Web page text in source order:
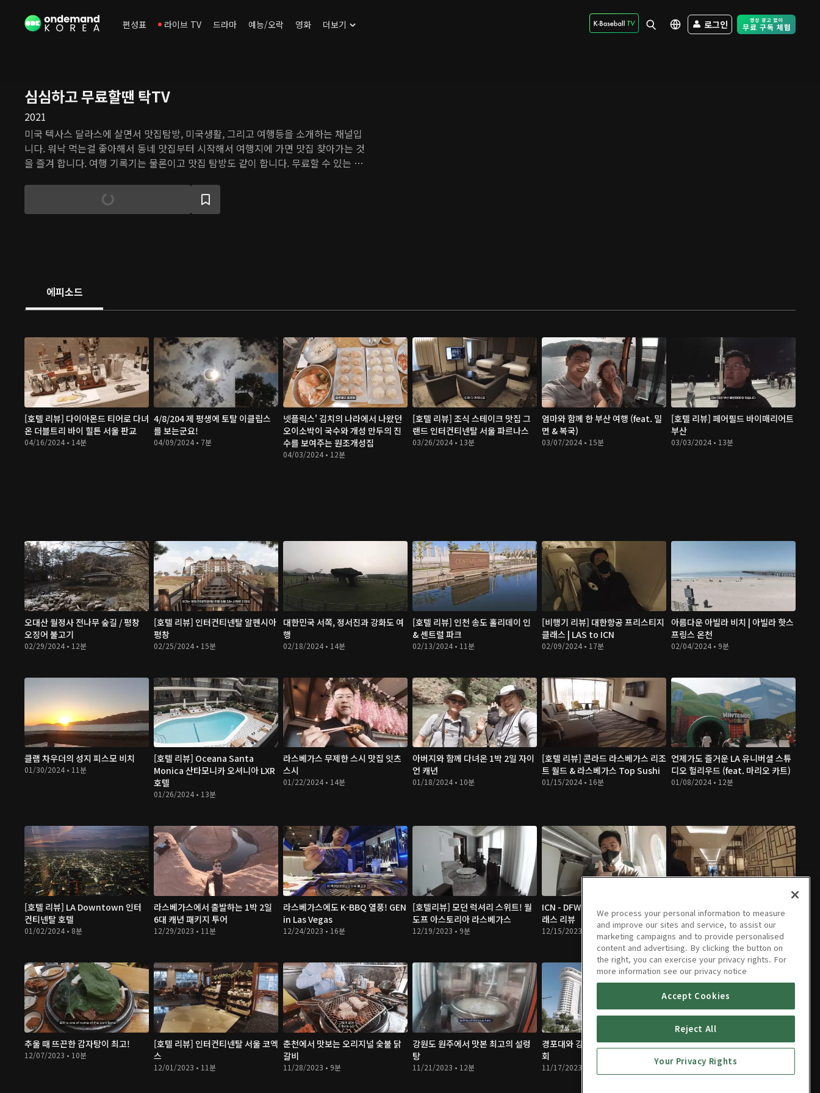
편성표 라이브 TV 드라마 예능/오락 영화 더보기 로그인 Free Trial -
심심하고 무료할땐 탁TV
2021
미국 텍사스 달라스에 살면서 맛집탐방, 미국생활, 그리고 여행등을 소개하는 채널입
니다. 워낙 먹는걸 좋아해서 동네 맛집부터 시작해서 여행지에 가면 맛집 찾아가는 것
을 즐겨 합니다. 여행 기록기는 물론이고 맛집 탐방도 같이 합니다. 무료할 수 있는 이
에피소드
[호텔 리뷰] 다이아몬드 티어로 다녀
온 더블트리 바이 힐튼 서울 판교
04/16/2024 • 14분
4/8/204 제 평생에 토탈 이클립스
를 보는군요!
04/09/2024 • 7분
넷플릭스' 김치의 나라에서 나왔던
오이소박이 국수와 개성 만두의 진
수를 보여주는 원조개성집
04/03/2024 • 12분
[호텔 리뷰] 조식 스테이크 맛집 그
랜드 인터컨티넨탈 서울 파르나스
03/26/2024 • 13분
엄마와 함께 한 부산 여행 (feat. 밀
면 & 복국)
03/07/2024 • 15분
[호텔 리뷰] 페어필드 바이매리어트
부산
03/03/2024 • 13분
오대산 월정사 전나무 숲길 / 평창
오징어 불고기
02/29/2024 • 12분
[호텔 리뷰] 인터컨티넨탈 알펜시아
평창
02/25/2024 • 15분
대한민국 서쪽, 정서진과 강화도 여
행
02/18/2024 • 14분
[호텔 리뷰] 인천 송도 홀리데이 인
& 센트럴 파크
02/13/2024 • 11분
[비행기 리뷰] 대한항공 프리스티지
클래스 | LAS to ICN
02/09/2024 • 17분
아름다운 아빌라 비치 | 아빌라 핫스
프링스 온천
02/04/2024 • 9분
클램 차우더의 성지 피스모 비치
01/30/2024 • 11분
[호텔 리뷰] Oceana Santa
Monica 산타모니카 오셔니아 LXR
호텔
01/26/2024 • 13분
라스베가스 무제한 스시 맛집 잇츠
스시
01/22/2024 • 14분
아버지와 함께 다녀온 1박 2일 자이
언 캐년
01/18/2024 • 10분
[호텔 리뷰] 콘라드 라스베가스 리조
트 월드 & 라스베가스 Top Sushi
01/15/2024 • 16분
언제가도 즐거운 LA 유니버셜 스튜
디오 헐리우드 (feat. 마리오 카트)
01/08/2024 • 12분
[호텔 리뷰] LA Downtown 인터
컨티넨탈 호텔
01/02/2024 • 8분
라스베가스에서 출발하는 1박 2일
6대 캐년 패키지 투어
12/29/2023 • 11분
라스베가스에도 K-BBQ 열풍! GEN
in Las Vegas
12/24/2023 • 16분
[호텔리뷰] 모던 럭셔리 스위트! 월
도프 아스토리아 라스베가스
12/19/2023 • 9분
ICN - DFW 대한항공 프리스티지 클
래스 리뷰
12/15/2023 • 12분
[호텔리뷰] 그랜드 인터컨티넨탈 서
울 파르나스
12/11/2023 • 11분
추울 때 뜨끈한 감자탕이 최고!
12/07/2023 • 10분
[호텔 리뷰] 인터컨티넨탈 서울 코엑
스
12/01/2023 • 11분
춘천에서 맛보는 오리지널 숯불 닭
갈비
11/28/2023 • 9분
강원도 원주에서 맛본 최고의 설렁
탕
11/21/2023 • 12분
경포대와 강릉에서 맛보는 광어 물
회
11/17/2023 • 12분
평창 알펜시아 리조트 & 오대산 여
행
09/24/2023 • 11분
We process your personal information to measure
and improve our sites and service, to assist our
marketing campaigns and to provide personalised
content and advertising. By clicking the button on
the right, you can exercise your privacy rights. For
more information see our privacy notice
Accept Cookies
Reject All
Your Privacy Rights